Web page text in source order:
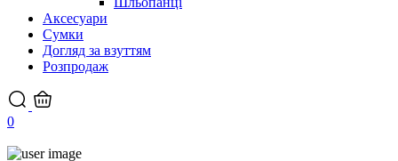
Аксесуари
Сумки
Догляд за взуттям
Розпродаж
0